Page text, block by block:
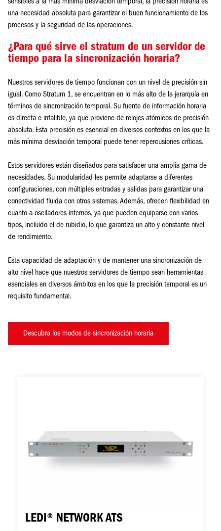
sensibles a la más mínima desviación temporal, la precisión horaria es
una necesidad absoluta para garantizar el buen funcionamiento de los
procesos y la seguridad de las operaciones.
¿Para qué sirve el stratum de un servidor de
tiempo para la sincronización horaria?
Nuestros servidores de tiempo funcionan con un nivel de precisión sin
igual. Como Stratum 1, se encuentran en lo más alto de la jerarquía en
términos de sincronización temporal. Su fuente de información horaria
es directa e infalible, ya que proviene de relojes atómicos de precisión
absoluta. Esta precisión es esencial en diversos contextos en los que la
más mínima desviación temporal puede tener repercusiones críticas.
Estos servidores están diseñados para satisfacer una amplia gama de
necesidades. Su modularidad les permite adaptarse a diferentes
configuraciones, con múltiples entradas y salidas para garantizar una
conectividad fluida con otros sistemas. Además, ofrecen flexibilidad en
cuanto a osciladores internos, ya que pueden equiparse con varios
tipos, incluido el de rubidio, lo que garantiza un alto y constante nivel
de rendimiento.
Esta capacidad de adaptación y de mantener una sincronización de
alto nivel hace que nuestros servidores de tiempo sean herramientas
esenciales en diversos ámbitos en los que la precisión temporal es un
requisito fundamental.
Descubra los modos de sincronización horaria
LEDI® NETWORK ATS